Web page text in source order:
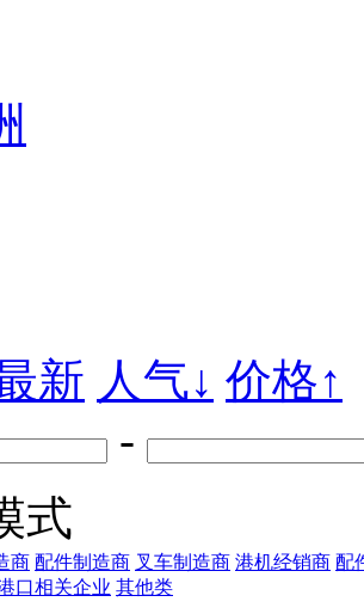
新 人气↓ 价格↑
-
式
商 配件制造商 叉车制造商 港机经销商 配
口相关企业 其他类